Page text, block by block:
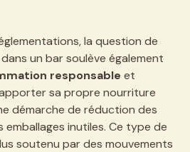
la question de
un bar soulève également
responsable et
sa propre nourriture
démarche de réduction des
inutiles. Ce type de
soutenu par des mouvements